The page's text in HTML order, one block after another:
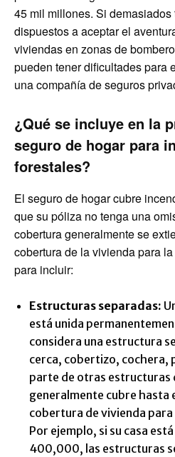
45 mil millones. Si
dispuestos a aceptar el
viviendas en zonas de
pueden tener dificultades para
una compañía de seguros
¿Qué se incluye en la
seguro de hogar para
forestales?
El seguro de hogar cubre
que su póliza no tenga una
cobertura generalmente se
cobertura de la vivienda para
para incluir:
Estructuras separadas:
está unida
considera una estructura
cerca, cobertizo, cochera,
parte de otras estructuras
generalmente cubre hasta
cobertura de vivienda
Por ejemplo, si su casa
400,000, las estructuras